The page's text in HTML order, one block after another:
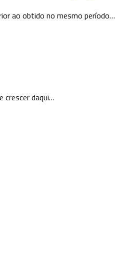
ao obtido no mesmo período…
crescer daqui…